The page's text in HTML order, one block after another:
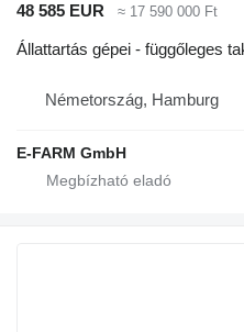
48 585 EUR
≈ 17 590 000 Ft
Állattartás gépei - függőleges
Németország, Hamburg
E-FARM GmbH